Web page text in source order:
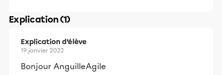
Explication (1)
Explication d’élève
19 janvier 2022
Bonjour AnguilleAgile